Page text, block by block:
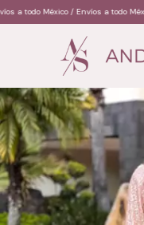
/ Envíos a todo México /